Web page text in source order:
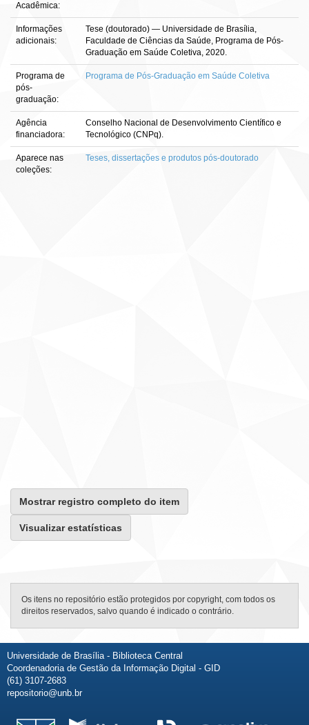
Acadêmica:
Informações
adicionais:
Tese (doutorado) — Universidade de Brasília,
Faculdade de Ciências da Saúde, Programa de Pós-
Graduação em Saúde Coletiva, 2020.
Programa de
pós-
graduação:
Programa de Pós-Graduação em Saúde Coletiva
Agência
financiadora:
Conselho Nacional de Desenvolvimento Científico e
Tecnológico (CNPq).
Aparece nas
coleções:
Teses, dissertações e produtos pós-doutorado
Mostrar registro completo do item
Visualizar estatísticas
Os itens no repositório estão protegidos por copyright, com todos os
direitos reservados, salvo quando é indicado o contrário.
Universidade de Brasília - Biblioteca Central
Coordenadoria de Gestão da Informação Digital - GID
(61) 3107-2683
repositorio@unb.br